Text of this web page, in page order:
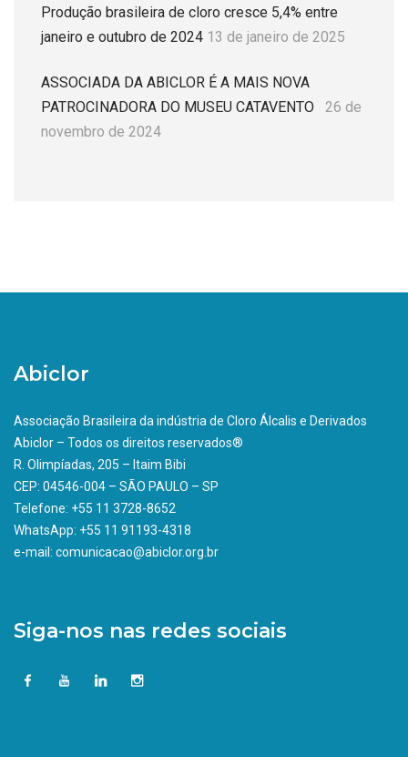
Produção brasileira de cloro cresce 5,4% entre
janeiro e outubro de 2024 13 de janeiro de 2025
ASSOCIADA DA ABICLOR É A MAIS NOVA
PATROCINADORA DO MUSEU CATAVENTO
26 de
novembro de 2024
Abiclor
Associação Brasileira da indústria de Cloro Álcalis e Derivados
Abiclor – Todos os direitos reservados®
R. Olimpíadas, 205 – Itaim Bibi
CEP: 04546-004 – SÃO PAULO – SP
Telefone: +55 11 3728-8652
WhatsApp: +55 11 91193-4318
e-mail: comunicacao@abiclor.org.br
Siga-nos nas redes sociais